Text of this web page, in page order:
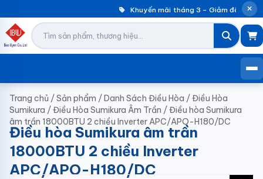
Khuyến mãi tháng 3 – Giảm đến
Trang chủ /Sản phẩm /Danh Sách Điều Hòa /Điều Hòa
Sumikura /Điều Hòa Sumikura Âm Trần /Điều hòa Sumikura
âm trần 18000BTU 2 chiều Inverter APC/APO-H180/DC
Điều hòa Sumikura âm trần
18000BTU 2 chiều Inverter
APC/APO-H180/DC